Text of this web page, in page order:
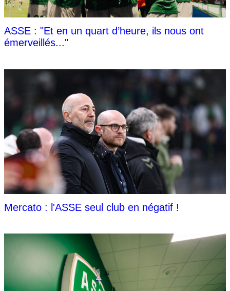
ASSE : "Et en un quart d’heure, ils nous ont
émerveillés..."
Mercato : l'ASSE seul club en négatif !